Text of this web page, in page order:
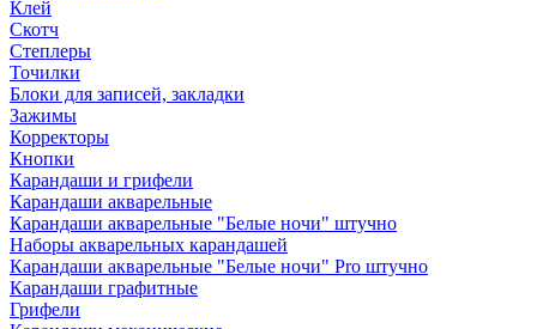
Клей
Скотч
Степлеры
Точилки
Блоки для записей, закладки
Зажимы
Корректоры
Кнопки
Карандаши и грифели
Карандаши акварельные
Карандаши акварельные "Белые ночи" штучно
Наборы акварельных карандашей
Карандаши акварельные "Белые ночи" Pro штучно
Карандаши графитные
Грифели